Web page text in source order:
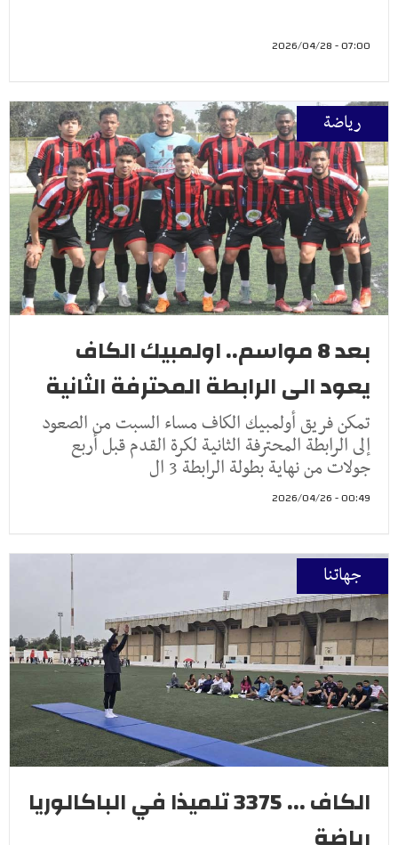
07:00 - 2026/04/28
رياضة
بعد 8 مواسم.. اولمبيك الكاف
يعود الى الرابطة المحترفة الثانية
تمكن فريق أولمبيك الكاف مساء السبت من الصعود
إلى الرابطة المحترفة الثانية لكرة القدم قبل أربع
جولات من نهاية بطولة الرابطة 3 ال
00:49 - 2026/04/26
جهاتنا
الكاف ... 3375 تلميذا في الباكالوريا